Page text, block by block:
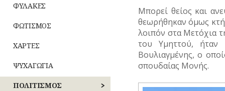
ΦΥΛΑΚΕΣ
ΦΩΤΙΣΜΟΣ
ΧΑΡΤΕΣ
ΨΥΧΑΓΩΓΙΑ
ΠΟΛΙΤΙΣΜΟΣ
Μπορεί θείος και
θεωρήθηκαν όμως
λοιπόν στα Μετόχια
του Υμηττού, ήταν
Βουλιαγμένης, ο
σπουδαίας Μονής.